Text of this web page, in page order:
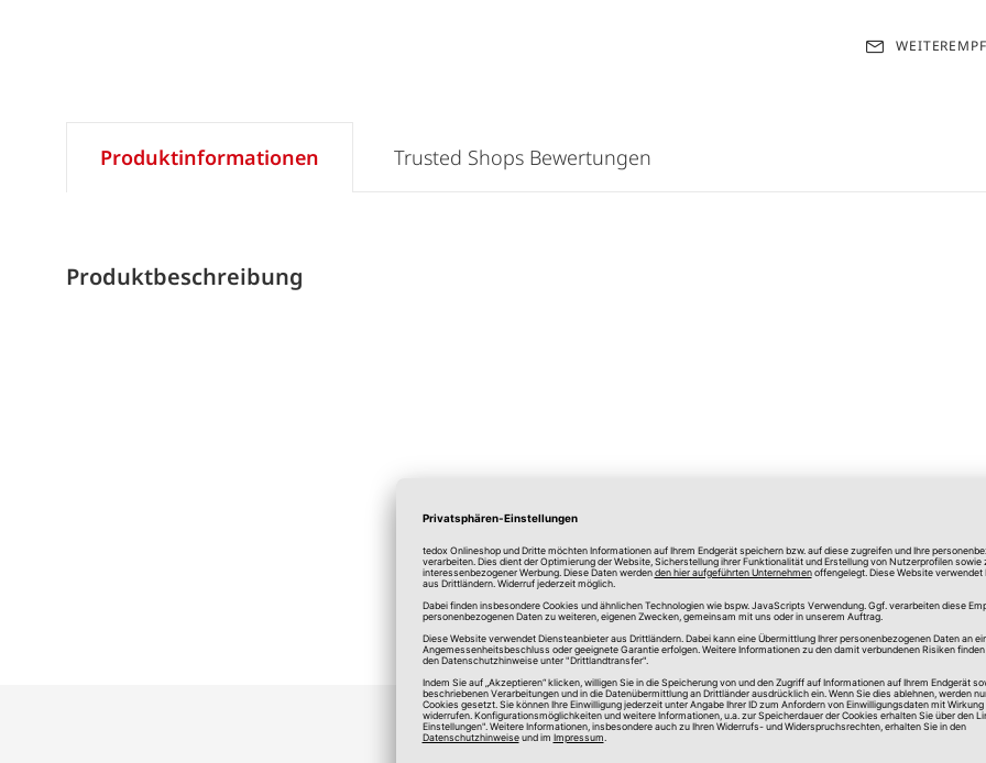
Produktinformationen
Produktbeschreibung
Trusted Shops Bewertungen
*Alle Preise in Euro, inkl. gesetzlicher Mehrwertsteuer, zzgl.